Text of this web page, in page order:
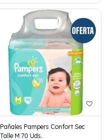
Pañales Pampers Confort Sec
Talle M 70 Uds.